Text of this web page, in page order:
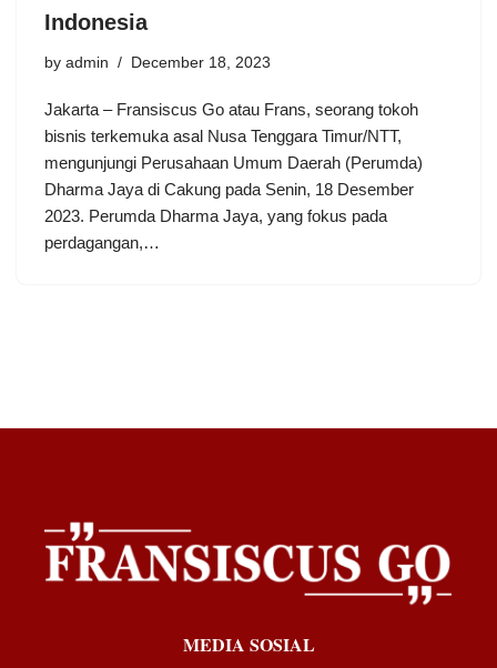
Indonesia
by admin December 18, 2023
Jakarta – Fransiscus Go atau Frans, seorang tokoh
bisnis terkemuka asal Nusa Tenggara Timur/NTT,
mengunjungi Perusahaan Umum Daerah (Perumda)
Dharma Jaya di Cakung pada Senin, 18 Desember
2023. Perumda Dharma Jaya, yang fokus pada
perdagangan,…
MEDIA SOSIAL